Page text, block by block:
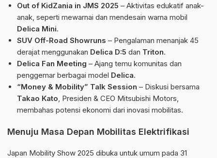
Out of KidZania in JMS 2025 – Aktivitas edukatif anak-
anak, seperti mewarnai dan mendesain warna mobil
Delica Mini.
SUV Off-Road Showruns – Pengalaman menanjak 45
derajat menggunakan Delica D:5 dan Triton.
Delica Fan Meeting – Ajang temu komunitas dan
penggemar berbagai model Delica.
“Money & Mobility” Talk Session – Diskusi bersama
Takao Kato, Presiden & CEO Mitsubishi Motors,
membahas potensi ekonomi dari inovasi mobilitas.
Menuju Masa Depan Mobilitas Elektrifikasi
Japan Mobility Show 2025 dibuka untuk umum pada 31